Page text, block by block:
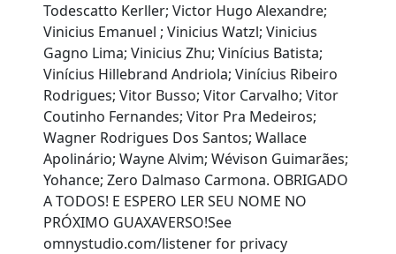
Todescatto Kerller; Victor Hugo Alexandre;
Vinicius Emanuel ; Vinicius Watzl; Vinicius
Gagno Lima; Vinicius Zhu; Vinícius Batista;
Vinícius Hillebrand Andriola; Vinícius Ribeiro
Rodrigues; Vitor Busso; Vitor Carvalho; Vitor
Coutinho Fernandes; Vitor Pra Medeiros;
Wagner Rodrigues Dos Santos; Wallace
Apolinário; Wayne Alvim; Wévison Guimarães;
Yohance; Zero Dalmaso Carmona. OBRIGADO
A TODOS! E ESPERO LER SEU NOME NO
PRÓXIMO GUAXAVERSO!See
omnystudio.com/listener for privacy